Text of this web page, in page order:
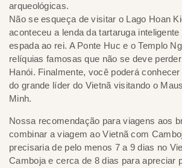
arqueológicas.
Não se esqueça de visitar o Lago Hoan
aconteceu a lenda da tartaruga
espada ao rei. A Ponte Huc e o Templo
relíquias famosas que não se deve
Hanói. Finalmente, você poderá
do grande líder do Vietnã visitando o
Minh.
Nossa recomendação para viagens aos
combinar a viagem ao Vietnã com
precisaria de pelo menos 7 a 9 dias no
Camboja e cerca de 8 dias para apreciar